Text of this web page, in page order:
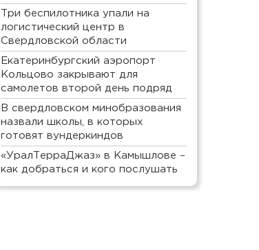
Три беспилотника упали на
логистический центр в
Свердловской области
Екатеринбургский аэропорт
Кольцово закрывают для
самолетов второй день подряд
В свердловском минобразования
назвали школы, в которых
готовят вундеркиндов
«УралТерраДжаз» в Камышлове –
как добраться и кого послушать